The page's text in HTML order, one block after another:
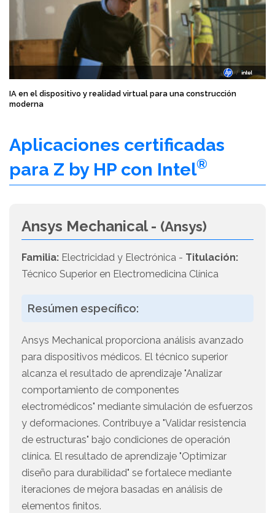
IA en el dispositivo y realidad virtual para una construcción
moderna
Aplicaciones certificadas
para Z by HP con Intel®
Ansys Mechanical - (Ansys)
Familia: Electricidad y Electrónica - Titulación:
Técnico Superior en Electromedicina Clínica
Resúmen específico:
Ansys Mechanical proporciona análisis avanzado
para dispositivos médicos. El técnico superior
alcanza el resultado de aprendizaje "Analizar
comportamiento de componentes
electromédicos" mediante simulación de esfuerzos
y deformaciones. Contribuye a "Validar resistencia
de estructuras" bajo condiciones de operación
clínica. El resultado de aprendizaje "Optimizar
diseño para durabilidad" se fortalece mediante
iteraciones de mejora basadas en análisis de
elementos finitos.